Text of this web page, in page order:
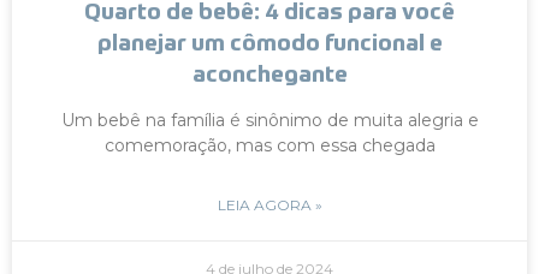
Quarto de bebê: 4 dicas para você
planejar um cômodo funcional e
aconchegante
Um bebê na família é sinônimo de muita alegria e
comemoração, mas com essa chegada
LEIA AGORA »
4 de julho de 2024